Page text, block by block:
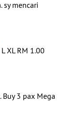
sy mencari
XL RM 1.00
3 pax Mega